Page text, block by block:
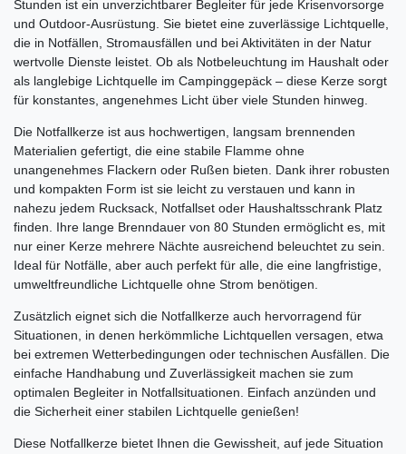
Stunden ist ein unverzichtbarer Begleiter für jede Krisenvorsorge
und Outdoor-Ausrüstung. Sie bietet eine zuverlässige Lichtquelle,
die in Notfällen, Stromausfällen und bei Aktivitäten in der Natur
wertvolle Dienste leistet. Ob als Notbeleuchtung im Haushalt oder
als langlebige Lichtquelle im Campinggepäck – diese Kerze sorgt
für konstantes, angenehmes Licht über viele Stunden hinweg.
Die Notfallkerze ist aus hochwertigen, langsam brennenden
Materialien gefertigt, die eine stabile Flamme ohne
unangenehmes Flackern oder Rußen bieten. Dank ihrer robusten
und kompakten Form ist sie leicht zu verstauen und kann in
nahezu jedem Rucksack, Notfallset oder Haushaltsschrank Platz
finden. Ihre lange Brenndauer von 80 Stunden ermöglicht es, mit
nur einer Kerze mehrere Nächte ausreichend beleuchtet zu sein.
Ideal für Notfälle, aber auch perfekt für alle, die eine langfristige,
umweltfreundliche Lichtquelle ohne Strom benötigen.
Zusätzlich eignet sich die Notfallkerze auch hervorragend für
Situationen, in denen herkömmliche Lichtquellen versagen, etwa
bei extremen Wetterbedingungen oder technischen Ausfällen. Die
einfache Handhabung und Zuverlässigkeit machen sie zum
optimalen Begleiter in Notfallsituationen. Einfach anzünden und
die Sicherheit einer stabilen Lichtquelle genießen!
Diese Notfallkerze bietet Ihnen die Gewissheit, auf jede Situation